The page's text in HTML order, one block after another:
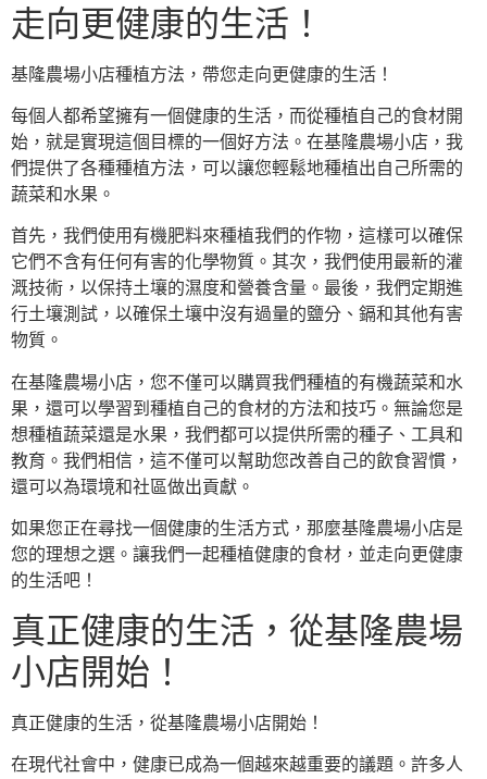
走向更健康的生活！
基隆農場小店種植方法，帶您走向更健康的生活！
每個人都希望擁有一個健康的生活，而從種植自己的食材開
始，就是實現這個目標的一個好方法。在基隆農場小店，我
們提供了各種種植方法，可以讓您輕鬆地種植出自己所需的
蔬菜和水果。
首先，我們使用有機肥料來種植我們的作物，這樣可以確保
它們不含有任何有害的化學物質。其次，我們使用最新的灌
溉技術，以保持土壤的濕度和營養含量。最後，我們定期進
行土壤測試，以確保土壤中沒有過量的鹽分、鎘和其他有害
物質。
在基隆農場小店，您不僅可以購買我們種植的有機蔬菜和水
果，還可以學習到種植自己的食材的方法和技巧。無論您是
想種植蔬菜還是水果，我們都可以提供所需的種子、工具和
教育。我們相信，這不僅可以幫助您改善自己的飲食習慣，
還可以為環境和社區做出貢獻。
如果您正在尋找一個健康的生活方式，那麼基隆農場小店是
您的理想之選。讓我們一起種植健康的食材，並走向更健康
的生活吧！
真正健康的生活，從基隆農場
小店開始！
真正健康的生活，從基隆農場小店開始！
在現代社會中，健康已成為一個越來越重要的議題。許多人